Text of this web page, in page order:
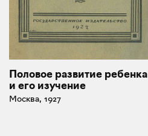
Половое развитие ребенка
и его изучение
Москва, 1927